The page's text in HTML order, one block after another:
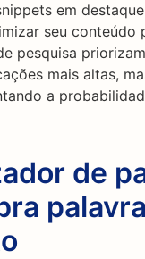
em
seu conteúdo
pesquisa
mais altas,
a
de